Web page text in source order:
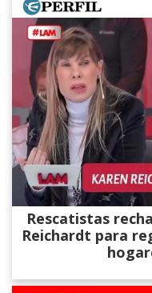
Rescatistas
Reichardt para